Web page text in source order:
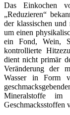
Das Einkochen
„Reduzieren“
der klassischen
um einen
ein Fond, Wein,
kontrollierte
dient nicht primär
Veränderung der
Wasser in Form
Mineralstoffe
Geschmacksstoffen